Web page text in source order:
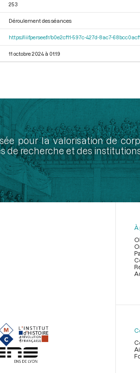
253
Déroulement des séances
https://iiif.persee.fr/b0e2cf11-597c-427d-8ac7-
11 octobre 2024 à 01:19
pour la valorisation de
de recherche et des
page
À